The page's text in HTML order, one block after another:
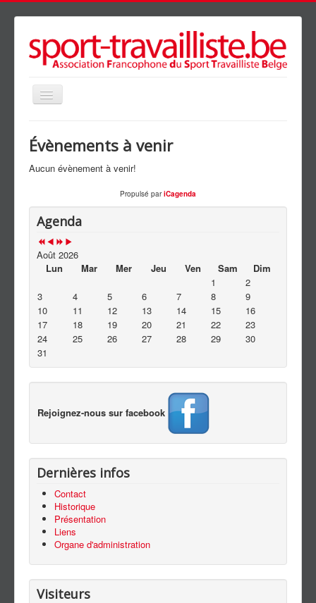
Basculer
la
Présentation
Galerie
News
Partenaires
Liens
Contact
Évènements à venir
Aucun évènement à venir!
Propulsé pariCagenda
Agenda
Août 2026
Lun
Mar Mer Jeu Ven Sam
Dim
1
2
3
4 5 6 7 8
9
10
11 12 13 14 15
16
17
18 19 20 21 22
23
24
25 26 27 28 29
30
31
Rejoignez-nous sur facebook
Dernières infos
Contact
Historique
Présentation
Liens
Organe d'administration
Visiteurs